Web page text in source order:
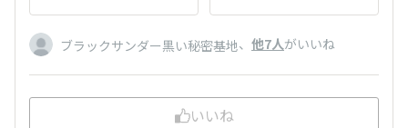
ブラックサンダー黒い秘密基地、 他7人がいいね
いいね